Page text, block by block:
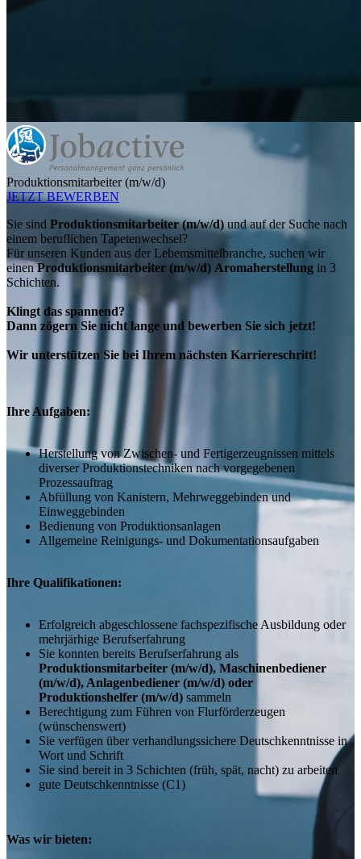
Produktionsmitarbeiter (m/w/d)
JETZT BEWERBEN
Sie sind Produktionsmitarbeiter (m/w/d)und auf der Suche nach
einem beruflichen Tapetenwechsel?
Für unseren Kunden aus der Lebemsmittelbranche, suchen wir
einenProduktionsmitarbeiter (m/w/d) Aromaherstellung in 3
Schichten.
Klingt das spannend?
Dann zögern Sie nicht lange und bewerben Sie sich jetzt!
Wir unterstützen Sie bei Ihrem nächsten Karriereschritt!
Ihre Aufgaben:
Herstellung von Zwischen- und Fertigerzeugnissen mittels
diverser Produktionstechniken nach vorgegebenen
Prozessauftrag
Abfüllung von Kanistern, Mehrweggebinden und
Einweggebinden
Bedienung von Produktionsanlagen
Allgemeine Reinigungs- und Dokumentationsaufgaben
Ihre Qualifikationen:
Erfolgreich abgeschlossene fachspezifische Ausbildung oder
mehrjärhige Berufserfahrung
Sie konnten bereits Berufserfahrung als
Produktionsmitarbeiter (m/w/d), Maschinenbediener
(m/w/d), Anlagenbediener (m/w/d) oder
Produktionshelfer (m/w/d) sammeln
Berechtigung zum Führen von Flurförderzeugen
(wünschenswert)
Sie verfügen über verhandlungssichere Deutschkenntnisse in
Wort und Schrift
Sie sind bereit in 3 Schichten (früh, spät, nacht) zu arbeiten
gute Deutschkenntnisse (C1)
Was wir bieten: